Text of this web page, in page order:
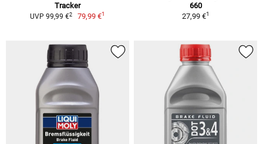
Tracker
UVP 99,99 €2 79,99 €1
660
27,99 €1